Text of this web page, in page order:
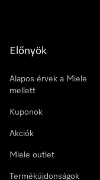
Előnyök
Alapos érvek a Miele
mellett
Kuponok
Akciók
Miele outlet
Termékújdonságok